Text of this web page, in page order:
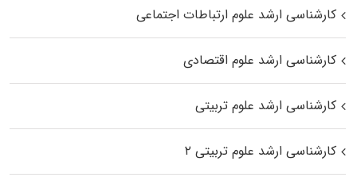
کارشناسی ارشد علوم ارتباطات اجتماعی
کارشناسی ارشد علوم اقتصادی
کارشناسی ارشد علوم تربیتی
کارشناسی ارشد علوم تربیتی ۲